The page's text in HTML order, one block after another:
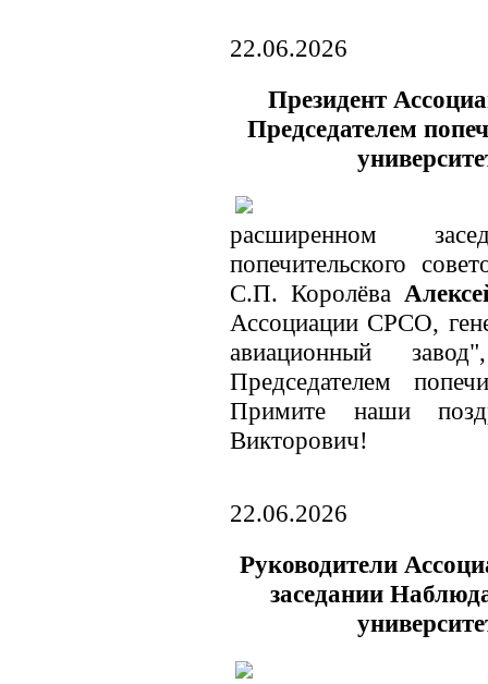
22.06.2026
Президент
Председателем
расширенном
попечительского
С.П. Королёва
Ассоциации СРСО,
авиационный
Председателем
Примите наши
Викторович!
22.06.2026
Руководители
заседании